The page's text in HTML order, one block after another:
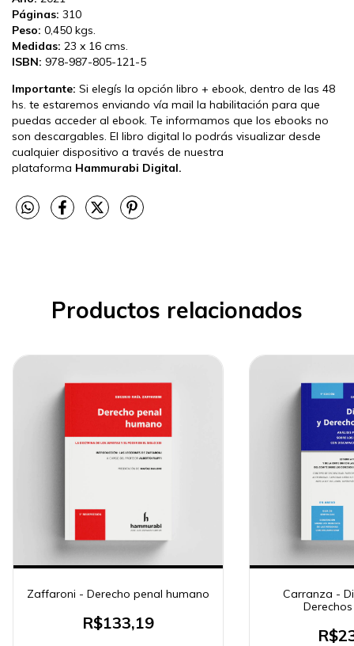
Páginas: 310
Peso: 0,450 kgs.
Medidas: 23 x 16 cms.
ISBN: 978-987-805-121-5
Importante: Si elegís la opción libro + ebook, dentro de las 48
hs. te estaremos enviando vía mail la habilitación para que
puedas acceder al ebook. Te informamos que los ebooks no
son descargables. El libro digital lo podrás visualizar desde
cualquier dispositivo a través de nuestra
plataforma Hammurabi Digital.
Productos relacionados
Zaffaroni - Derecho penal humano
R$133,19
Carranza -